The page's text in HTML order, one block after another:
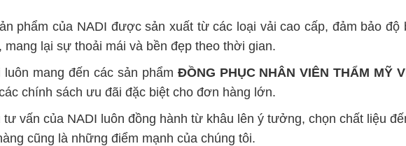
phẩmcủa NADI được sản xuất từ các loại vải cao cấp, đảm bảo
lại sự thoải mái và bền đẹp theo thời gian.
luôn mang đến các sản phẩm ĐỒNG PHỤC NHÂN VIÊN THẨM MỸ
chính sách ưu đãi đặc biệt cho đơn hàng lớn.
vấn của NADI luôn đồng hành từ khâu lên ý tưởng, chọn chất liệu
cũng là những điểm mạnh của chúng tôi.